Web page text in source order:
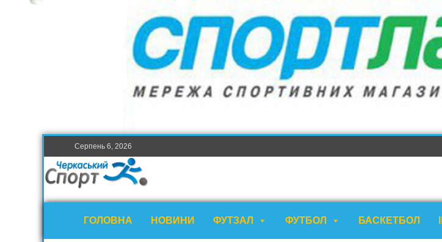
Серпень 6, 2026
ГОЛОВНА НОВИНИ ФУТЗАЛ ФУТБОЛ БАСКЕТБОЛ